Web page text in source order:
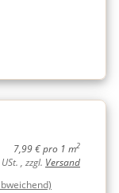
7,99 € pro 1 m2
, zzgl. Versand